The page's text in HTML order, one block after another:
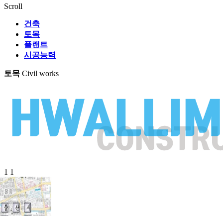
Scroll
건축
토목
플랜트
시공능력
토목 Civil works
1 1